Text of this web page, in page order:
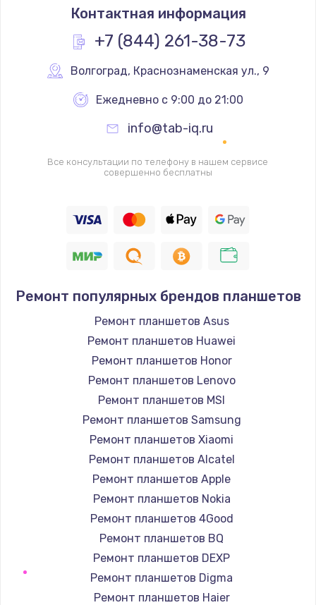
1950 руб.
Заказать
Ремонт цепей питания
660 руб.
Установка драйверов
725 руб.
Замена вебкамеры
1400 руб.
Заказать
Ремонт петель крышки
1190 руб.
Заказать
Настройка Wi-Fi
1100 руб.
Заказать
Замена HDMI
495 руб.
Заказать
Контактная информация
+7 (844) 261-38-73
Волгоград, Краснознаменская ул., 9
Ежедневно с 9:00 до 21:00
info@tab-iq.ru
Все консультации по телефону в нашем сервисе
совершенно бесплатны
Ремонт популярных брендов планшетов
Ремонт планшетов Asus
Ремонт планшетов Huawei
Ремонт планшетов Honor
Ремонт планшетов Lenovo
Ремонт планшетов MSI
Ремонт планшетов Samsung
Ремонт планшетов Xiaomi
Ремонт планшетов Alcatel
Ремонт планшетов Apple
Ремонт планшетов Nokia
Ремонт планшетов 4Good
Ремонт планшетов BQ
Ремонт планшетов DEXP
Ремонт планшетов Digma
Ремонт планшетов Haier